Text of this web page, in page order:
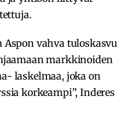
vahva tuloskasvu
markkinoiden
laskelmaa, joka on
korkeampi”, Inderes